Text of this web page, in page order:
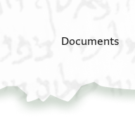
Documents